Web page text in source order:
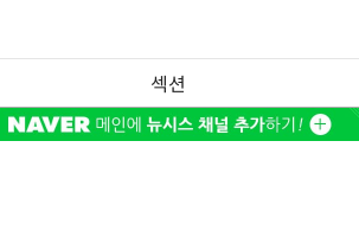
섹션